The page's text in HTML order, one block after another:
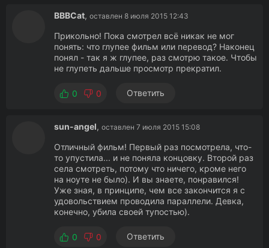
BBBCat, оставлен 8 июля 2015 12:43
Прикольно! Пока смотрел всё никак не мог
понять: что глупее фильм или перевод? Наконец
понял - так я ж глупее, раз смотрю такое. Чтобы
не глупеть дальше просмотр прекратил.
0 0 Ответить
sun-angel, оставлен 7 июля 2015 15:08
Отличный фильм! Первый раз посмотрела, что-
то упустила... и не поняла концовку. Второй раз
села смотреть, потому что ничего, кроме него
на ноуте не было). И вы знаете, понравился!
Уже зная, в принципе, чем все закончится я с
удовольствием проводила параллели. Девка,
конечно, убила своей тупостью).
0 0 Ответить